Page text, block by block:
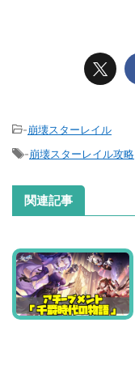
-崩壊スターレイル
-崩壊スターレイル攻略
関連記事